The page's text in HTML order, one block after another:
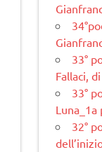
33°
Fallaci,
33°
Luna_1a
32°